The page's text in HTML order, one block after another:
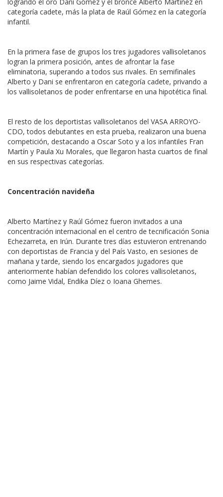
categoría cadete, más la plata de Raúl Gómez en la categoría
infantil.
En la primera fase de grupos los tres jugadores vallisoletanos
logran la primera posición, antes de afrontar la fase
eliminatoria, superando a todos sus rivales. En semifinales
Alberto y Dani se enfrentaron en categoría cadete, privando a
los vallisoletanos de poder enfrentarse en una hipotética final.
El resto de los deportistas vallisoletanos del VASA ARROYO-
CDO, todos debutantes en esta prueba, realizaron una buena
competición, destacando a Oscar Soto y a los infantiles Fran
Martín y Paula Xu Morales, que llegaron hasta cuartos de final
en sus respectivas categorías.
Concentración navideña
Alberto Martínez y Raúl Gómez fueron invitados a una
concentración internacional en el centro de tecnificación Sonia
Echezarreta, en Irún. Durante tres días estuvieron entrenando
con deportistas de Francia y del País Vasto, en sesiones de
mañana y tarde, siendo los encargados jugadores que
anteriormente habían defendido los colores vallisoletanos,
como Jaime Vidal, Endika Díez o Ioana Ghemes.